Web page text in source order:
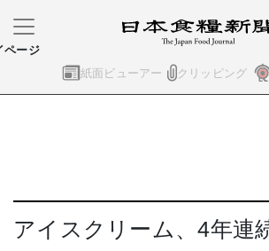
紙面ビューアー クリッピング
ページ
アイスクリーム、4年連